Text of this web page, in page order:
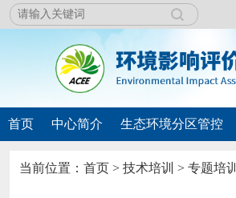
首页 中心简介 生态环境分区管控
当前位置： 首页> 技术培训 > 专题培训